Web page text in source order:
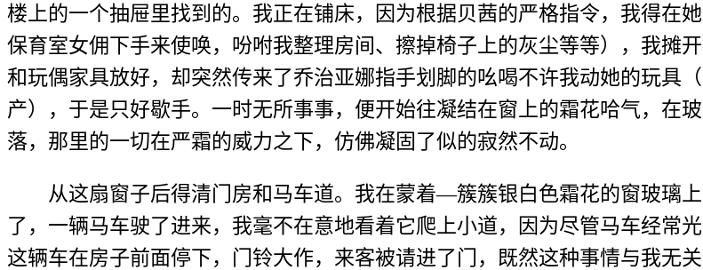
楼上的一个抽屉里找到的。我正在铺床，因为根据贝茜的严格指令，我得在
保育室女佣下手来使唤，吩咐我整理房间、擦掉椅子上的灰尘等等），我摊
和玩偶家具放好，却突然传来了乔治亚娜指手划脚的吆喝不许我动她的玩具
产），于是只好歇手。一时无所事事，便开始往凝结在窗上的霜花哈气，在
落，那里的一切在严霜的威力之下，仿佛凝固了似的寂然不动。
从这扇窗子后得清门房和马车道。我在蒙着—簇簇银白色霜花的窗玻璃
了，一辆马车驶了进来，我毫不在意地看着它爬上小道，因为尽管马车经常
这辆车在房子前面停下，门铃大作，来客被请进了门，既然这种事情与我无